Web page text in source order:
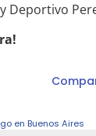
Deportivo
en Buenos Aires